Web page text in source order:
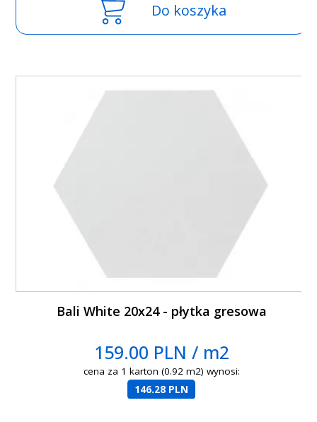
Do koszyka
Bali White 20x24 - płytka gresowa
159.00 PLN / m2
cena za 1 karton (0.92 m2) wynosi:
146.28 PLN